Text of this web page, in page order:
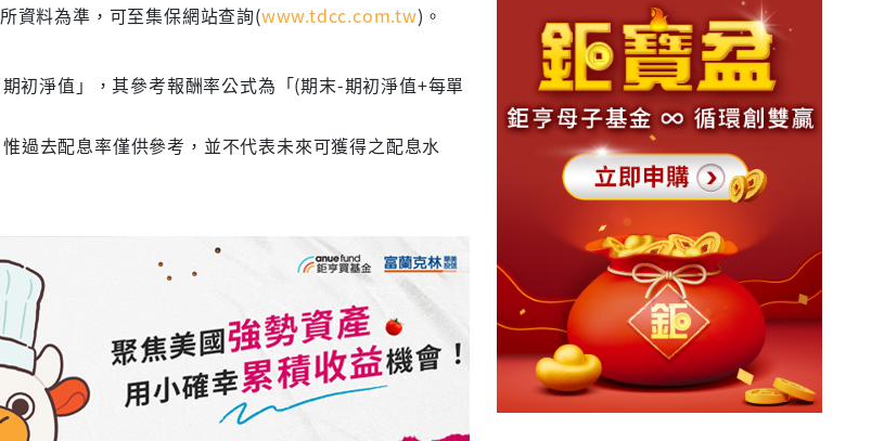
資料為準，可至集保網站查詢(www.tdcc.com.tw)。
初淨值」，其參考報酬率公式為「(期末-期初淨值+每單
過去配息率僅供參考，並不代表未來可獲得之配息水